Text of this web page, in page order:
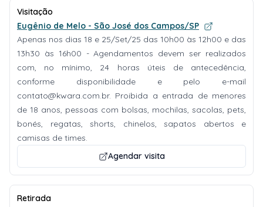
Visitação
Eugênio de Melo - São José dos Campos/SP
Apenas nos dias 18 e 25/Set/25 das 10h00 às 12h00 e das
13h30 às 16h00 - Agendamentos devem ser realizados
com, no mínimo, 24 horas úteis de antecedência,
conforme disponibilidade e pelo e-mail
contato@kwara.com.br. Proibida a entrada de menores
de 18 anos, pessoas com bolsas, mochilas, sacolas, pets,
bonés, regatas, shorts, chinelos, sapatos abertos e
camisas de times.
Agendar visita
Retirada